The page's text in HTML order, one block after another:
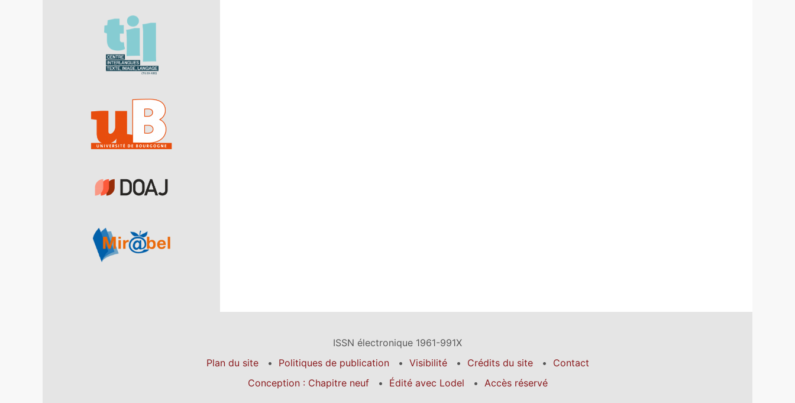
Affiliations/partenaires
ISSN électronique 1961-991X
Plan du site
Politiques de publication Visibilité Crédits du site
Contact
Conception : Chapitre neuf
Édité avec Lodel Accès réservé